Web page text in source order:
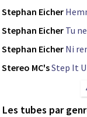
Stephan Eicher
Stephan Eicher Tu
Stephan Eicher Ni
Stereo MC'sStep It
Les tubes par